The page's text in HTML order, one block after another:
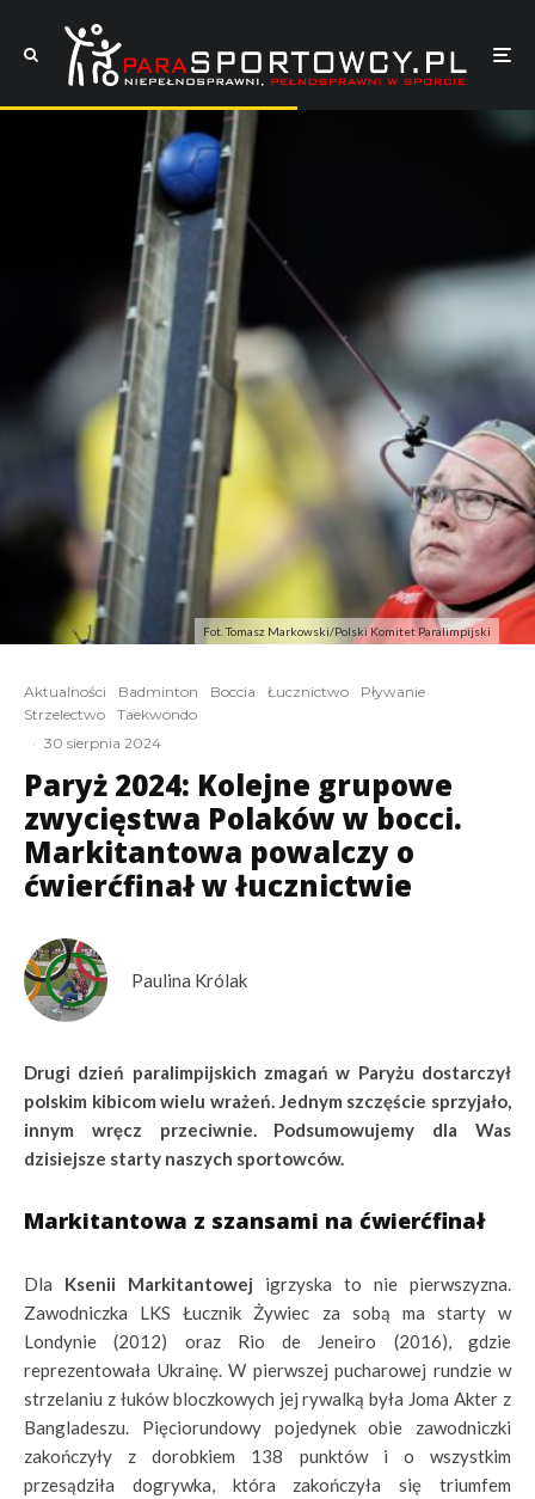
Fot. Tomasz Markowski/Polski Komitet Paralimpijski
Aktualności Badminton Boccia Łucznictwo
Pływanie
Strzelectwo
Taekwondo
· 30 sierpnia 2024
Paryż 2024: Kolejne grupowe
zwycięstwa Polaków w bocci.
Markitantowa powalczy o
ćwierćfinał w łucznictwie
Paulina Królak
Drugi dzień paralimpijskich zmagań w Paryżu dostarczył
polskim kibicom wielu wrażeń. Jednym szczęście sprzyjało,
innym wręcz przeciwnie. Podsumowujemy dla Was
dzisiejsze starty naszych sportowców.
Markitantowa z szansami na ćwierćfinał
Dla Ksenii Markitantowej igrzyska to nie pierwszyzna.
Zawodniczka LKS Łucznik Żywiec za sobą ma starty w
Londynie (2012) oraz Rio de Jeneiro (2016), gdzie
reprezentowała Ukrainę. W pierwszej pucharowej rundzie w
strzelaniu z łuków bloczkowych jej rywalką była Joma Akter z
Bangladeszu. Pięciorundowy pojedynek obie zawodniczki
zakończyły z dorobkiem 138 punktów i o wszystkim
przesądziła dogrywka, która zakończyła się triumfem